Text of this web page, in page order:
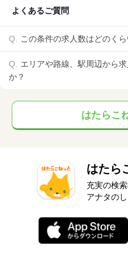
よくあるご質問
この条件の求人数はどのく
エリアや路線、駅周辺から
か？
はたらこ
はたら
充実の検
アナタの